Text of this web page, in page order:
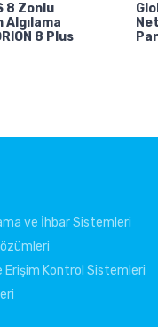
8 Zonlu
Algılama
8 Plus
ve İhbar Sistemleri
Kontrol Sistemleri